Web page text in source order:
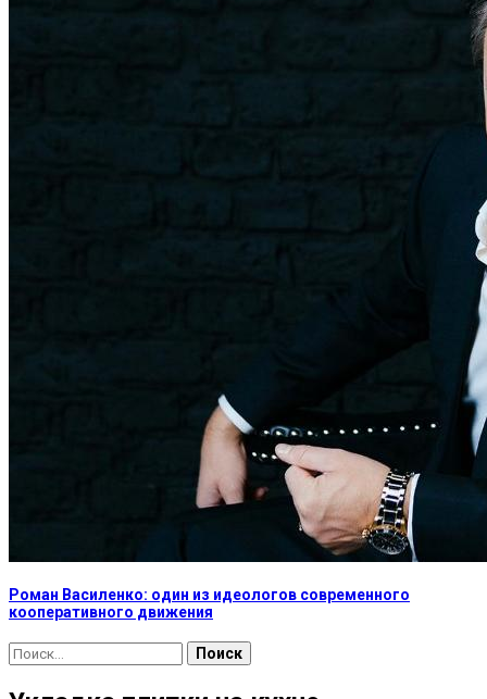
Роман Василенко: один из идеологов современного
кооперативного движения
Найти: